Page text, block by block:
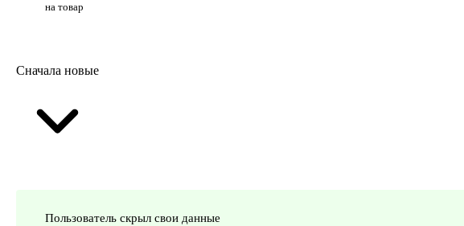
на товар
Сначала новые
Пользователь скрыл свои данные